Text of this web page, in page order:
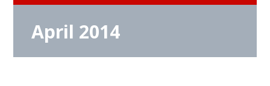
April 2014